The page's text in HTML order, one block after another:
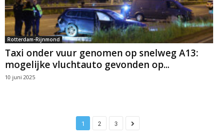
Rotterdam-Rijnmond
Taxi onder vuur genomen op snelweg A13:
mogelijke vluchtauto gevonden op...
10 juni 2025
1 2 3